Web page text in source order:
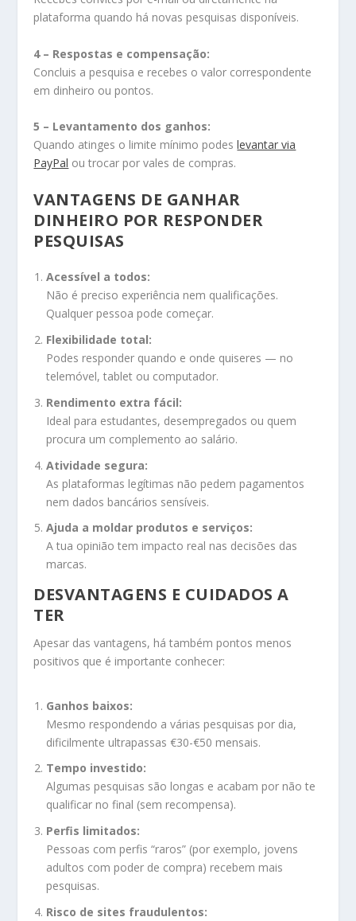
plataforma quando há novas pesquisas disponíveis.
4 – Respostas e compensação:
Concluis a pesquisa e recebes o valor correspondente
em dinheiro ou pontos.
5 – Levantamento dos ganhos:
Quando atinges o limite mínimo podeslevantar via
PayPal ou trocar por vales de compras.
VANTAGENS DE GANHAR
DINHEIRO POR RESPONDER
PESQUISAS
Acessível a todos:
Não é preciso experiência nem qualificações.
Qualquer pessoa pode começar.
Flexibilidade total:
Podes responder quando e onde quiseres — no
telemóvel, tablet ou computador.
Rendimento extra fácil:
Ideal para estudantes, desempregados ou quem
procura um complemento ao salário.
Atividade segura:
As plataformas legítimas não pedem pagamentos
nem dados bancários sensíveis.
Ajuda a moldar produtos e serviços:
A tua opinião tem impacto real nas decisões das
marcas.
DESVANTAGENS E CUIDADOS A
TER
Apesar das vantagens, há também pontos menos
positivos que é importante conhecer:
Ganhos baixos:
Mesmo respondendo a várias pesquisas por dia,
dificilmente ultrapassas €30-€50 mensais.
Tempo investido:
Algumas pesquisas são longas e acabam por não te
qualificar no final (sem recompensa).
Perfis limitados:
Pessoas com perfis “raros” (por exemplo, jovens
adultos com poder de compra) recebem mais
pesquisas.
Risco de sites fraudulentos: